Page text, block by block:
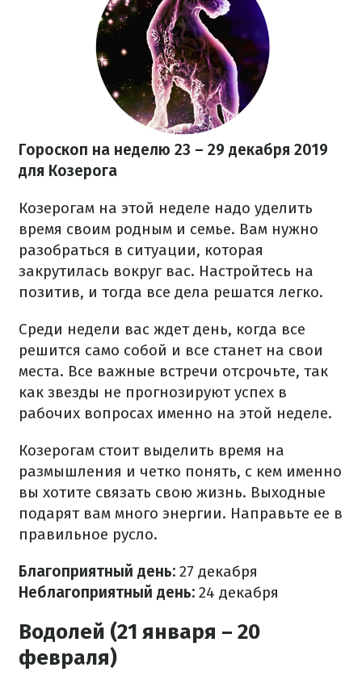
Гороскоп на неделю 23 – 29 декабря 2019
для Козерога
Козерогам на этой неделе надо уделить
время своим родным и семье. Вам нужно
разобраться в ситуации, которая
закрутилась вокруг вас. Настройтесь на
позитив, и тогда все дела решатся легко.
Среди недели вас ждет день, когда все
решится само собой и все станет на свои
места. Все важные встречи отсрочьте, так
как звезды не прогнозируют успех в
рабочих вопросах именно на этой неделе.
Козерогам стоит выделить время на
размышления и четко понять, с кем именно
вы хотите связать свою жизнь. Выходные
подарят вам много энергии. Направьте ее в
правильное русло.
Благоприятный день: 27 декабря
Неблагоприятный день: 24 декабря
Водолей (21 января – 20
февраля)